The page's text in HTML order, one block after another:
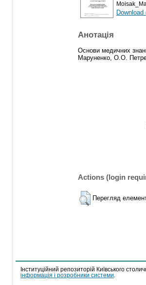
Download
Анотація
Основи медичних
Маруненко, О.О.
Actions (login
Перегляд
Інституційний репозиторій Київського
інформація і розробники системи